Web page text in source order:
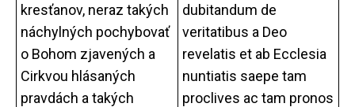
kresťanov, neraz takých
náchylných pochybovať
o Bohom zjavených a
Cirkvou hlásaných
pravdách a takých
dubitandum de
veritatibus a Deo
revelatis et ab Ecclesia
nuntiatis saepe tam
proclives ac tam pronos